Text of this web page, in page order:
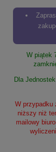
W piątek
Dla
W przypadku
niższy niż
mailowy